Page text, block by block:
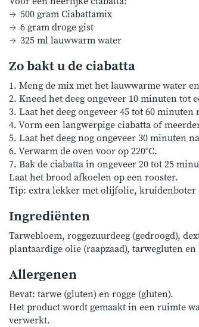
500 gram Ciabattamix
6 gram droge gist
325 ml lauwwarm water
Zo bakt u de ciabatta
1. Meng de mix met het lauwwarme water
2. Kneed het deeg ongeveer 10 minuten tot
3. Laat het deeg ongeveer 45 tot 60
4. Vorm een langwerpige ciabatta of
5. Laat het deeg nog ongeveer 30 minuten
6. Verwarm de oven voor op 220°C.
7. Bak de ciabatta in ongeveer 20 tot 25
Laat het brood afkoelen op een rooster.
Tip: extra lekker met olijfolie, kruidenboter
Ingrediënten
Tarwebloem, roggezuurdeeg (gedroogd),
plantaardige olie (raapzaad), tarwegluten
Allergenen
Bevat: tarwe (gluten) en rogge (gluten).
Het product wordt gemaakt in een ruimte
verwerkt.